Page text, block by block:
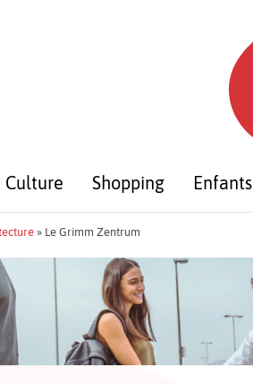
Culture Shopping Enfants
» Le Grimm Zentrum